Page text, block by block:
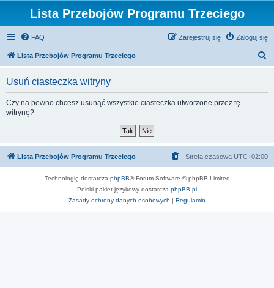
Lista Przebojów Programu Trzeciego
FAQ Zaloguj się
Zarejestruj się
Lista Przebojów Programu Trzeciego
Usuń ciasteczka witryny
Czy na pewno chcesz usunąć wszystkie ciasteczka utworzone przez tę
witrynę?
Lista Przebojów Programu Trzeciego Strefa czasowa UTC+02:00
Technologię dostarcza phpBB® Forum Software © phpBB Limited
Polski pakiet językowy dostarcza phpBB.pl
Zasady ochrony danych osobowych | Regulamin